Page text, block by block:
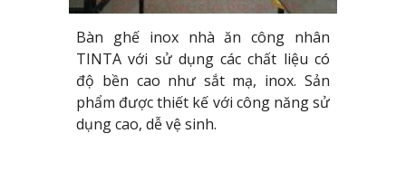
Bàn ghế inox nhà ăn công nhân
TINTA với sử dụng các chất liệu có
độ bền cao như sắt mạ, inox. Sản
phẩm được thiết kế với công năng sử
dụng cao, dễ vệ sinh.